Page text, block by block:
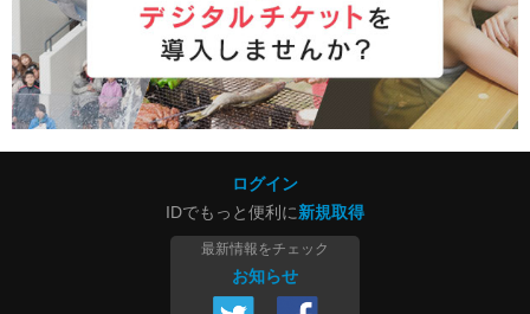
ログイン
IDでもっと便利に新規取得
最新情報をチェック
お知らせ